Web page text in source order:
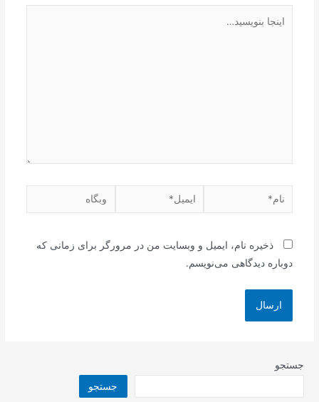
بنویسید…
نام* ایمیل* وبگاه
ذخیره نام، ایمیل و وبسایت من در مرورگر برای زمانی که
دوباره دیدگاهی می‌نویسم.
جستجو
جستجو